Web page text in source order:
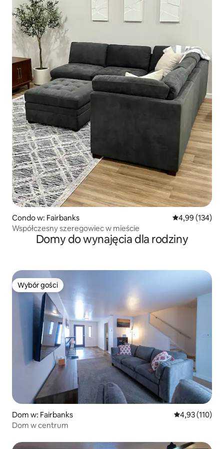
Condo w: Fairbanks Średnia
4,99 (134)
Współczesny szeregowiec w mieście
Domy do wynajęcia dla rodziny
Wybór gości
Wybór gości
Dom w: Fairbanks Średnia
4,93 (110)
Dom w centrum